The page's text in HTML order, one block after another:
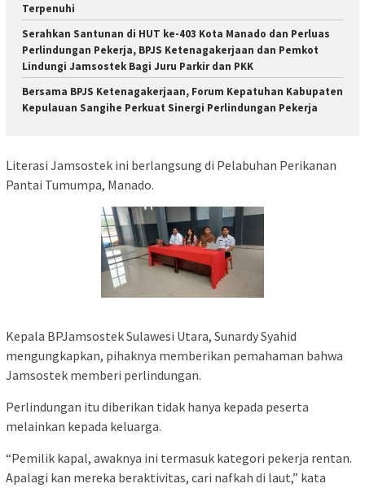
Terpenuhi
Serahkan Santunan di HUT ke-403 Kota Manado dan Perluas
Perlindungan Pekerja, BPJS Ketenagakerjaan dan Pemkot
Lindungi Jamsostek Bagi Juru Parkir dan PKK
Bersama BPJS Ketenagakerjaan, Forum Kepatuhan Kabupaten
Kepulauan Sangihe Perkuat Sinergi Perlindungan Pekerja
Literasi Jamsostek ini berlangsung di Pelabuhan Perikanan
Pantai Tumumpa, Manado.
Kepala BPJamsostek Sulawesi Utara, Sunardy Syahid
mengungkapkan, pihaknya memberikan pemahaman bahwa
Jamsostek memberi perlindungan.
Perlindungan itu diberikan tidak hanya kepada peserta
melainkan kepada keluarga.
“Pemilik kapal, awaknya ini termasuk kategori pekerja rentan.
Apalagi kan mereka beraktivitas, cari nafkah di laut,” kata